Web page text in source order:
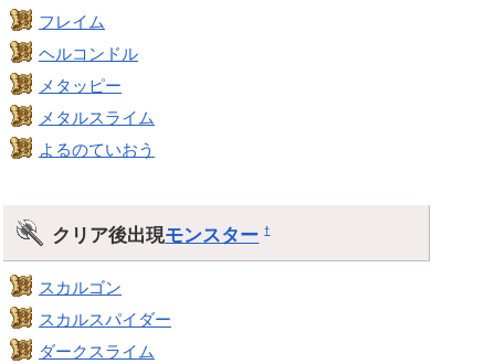
フレイム
ヘルコンドル
メタッピー
メタルスライム
よるのていおう
クリア後出現モンスター †
スカルゴン
スカルスパイダー
ダークスライム